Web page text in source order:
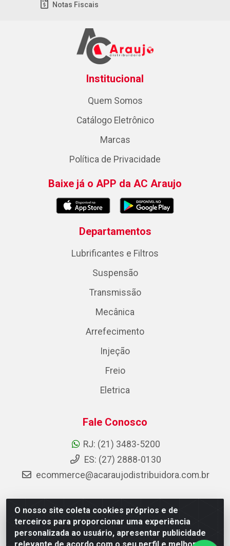
O nosso site coleta cookies próprios e de
terceiros para proporcionar uma experiência
personalizada ao usuário, apresentar publicidade
Notas Fiscais
Institucional
Quem Somos
Catálogo Eletrônico
Marcas
Política de Privacidade
Baixe já o APP da AC Araujo
Departamentos
Lubrificantes e Filtros
Suspensão
Transmissão
Mecânica
Arrefecimento
Injeção
Freio
Eletrica
Fale Conosco
RJ: (21) 3483-5200
ES: (27) 2888-0130
ecommerce@acaraujodistribuidora.com.br
AC Araujo Distribuidora - Rua Carneiro de Campos, 42 -
São Cristóvão, Rio de Janeiro/RJ - CEP 20.920-410 -
CNPJ 08.744.753/0003-85